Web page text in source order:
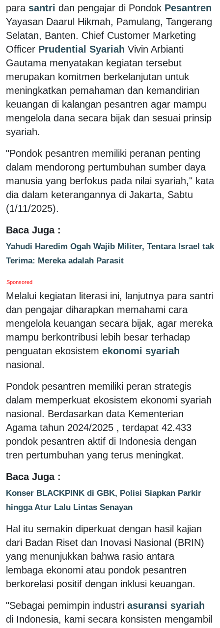
para santri dan pengajar di Pondok Pesantren
Yayasan Daarul Hikmah, Pamulang, Tangerang
Selatan, Banten. Chief Customer Marketing
Officer Prudential Syariah Vivin Arbianti
Gautama menyatakan kegiatan tersebut
merupakan komitmen berkelanjutan untuk
meningkatkan pemahaman dan kemandirian
keuangan di kalangan pesantren agar mampu
mengelola dana secara bijak dan sesuai prinsip
syariah.
"Pondok pesantren memiliki peranan penting
dalam mendorong pertumbuhan sumber daya
manusia yang berfokus pada nilai syariah," kata
dia dalam keterangannya di Jakarta, Sabtu
(1/11/2025).
Baca Juga :
Yahudi Haredim Ogah Wajib Militer, Tentara Israel tak
Terima: Mereka adalah Parasit
Sponsored
Melalui kegiatan literasi ini, lanjutnya para santri
dan pengajar diharapkan memahami cara
mengelola keuangan secara bijak, agar mereka
mampu berkontribusi lebih besar terhadap
penguatan ekosistem ekonomi syariah
nasional.
Pondok pesantren memiliki peran strategis
dalam memperkuat ekosistem ekonomi syariah
nasional. Berdasarkan data Kementerian
Agama tahun 2024/2025 , terdapat 42.433
pondok pesantren aktif di Indonesia dengan
tren pertumbuhan yang terus meningkat.
Baca Juga :
Konser BLACKPINK di GBK, Polisi Siapkan Parkir
hingga Atur Lalu Lintas Senayan
Hal itu semakin diperkuat dengan hasil kajian
dari Badan Riset dan Inovasi Nasional (BRIN)
yang menunjukkan bahwa rasio antara
lembaga ekonomi atau pondok pesantren
berkorelasi positif dengan inklusi keuangan.
"Sebagai pemimpin industri asuransi syariah
di Indonesia, kami secara konsisten mengambil